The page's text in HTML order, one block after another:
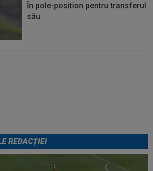
În pole-position pentru transferul
său
REDACȚIEI